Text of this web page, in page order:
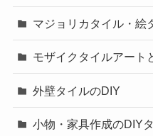
マジョリカタイル・絵
モザイクタイルアート
外壁タイルのDIY
小物・家具作成のDIY